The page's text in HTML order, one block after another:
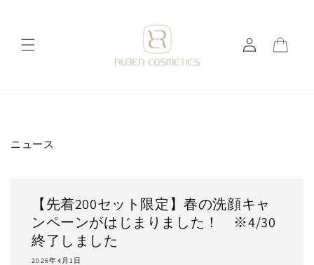
グ
イ
ー
ニュース
【先着200セット限定】春の洗顔キャ
ンペーンがはじまりました！ ※4/30
終了しました
2026年4月1日